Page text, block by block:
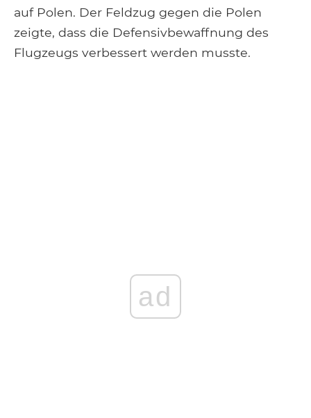
auf Polen. Der Feldzug gegen die Polen
zeigte, dass die Defensivbewaffnung des
Flugzeugs verbessert werden musste.
ad